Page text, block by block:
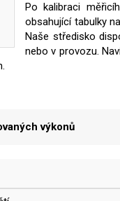
Po kalibraci
obsahující tabulky
Naše středisko
nebo v provozu.
výkonů